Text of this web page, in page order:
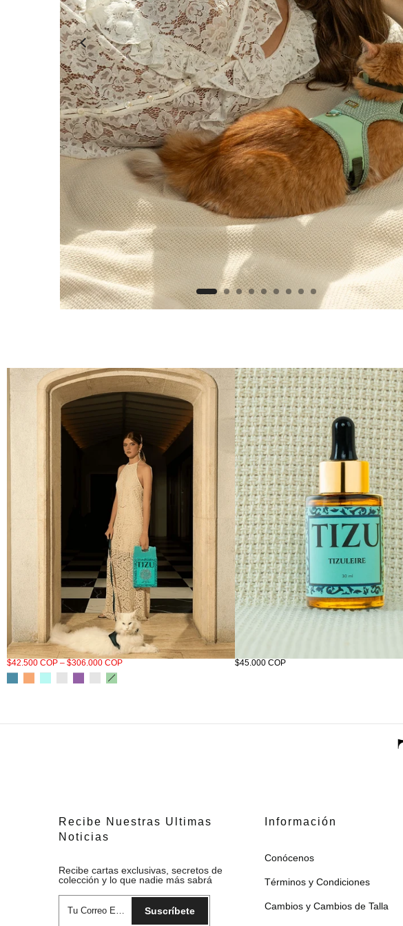
Arena Tizu
$42.500 COP – $306.000 COP $45.000 COP
Recibe Nuestras Ultimas
Noticias
Recibe cartas exclusivas, secretos de
colección y lo que nadie más sabrá
Suscríbete
Información
Conócenos
Términos y Condiciones
Cambios y Cambios de Talla